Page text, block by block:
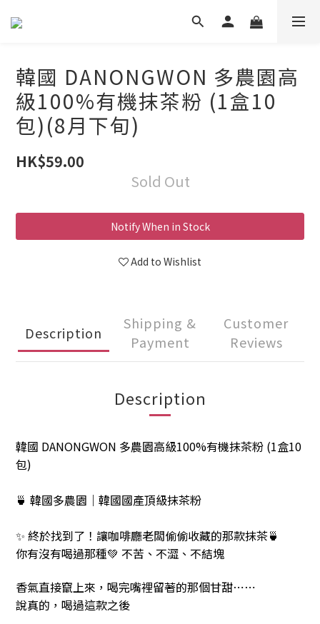
韓國 DANONGWON 多農園高
級100%有機抹茶粉 (1盒10
包)(8月下旬)
HK$59.00
Sold Out
Notify When in Stock
Add to Wishlist
Description
Shipping &
Payment
Customer
Reviews
Description
韓國 DANONGWON 多農園高級100%有機抹茶粉 (1盒10
包)
🍵 韓國多農園｜韓國國產頂級抹茶粉
✨ 終於找到了！讓咖啡廳老闆偷偷收藏的那款抹茶🍵
你有沒有喝過那種💚 不苦、不澀、不結塊
香氣直接竄上來，喝完嘴裡留著的那個甘甜⋯⋯
說真的，喝過這款之後